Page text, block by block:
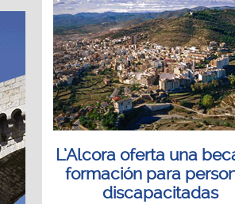
L’Alcora oferta una
formación para
discapacitadas